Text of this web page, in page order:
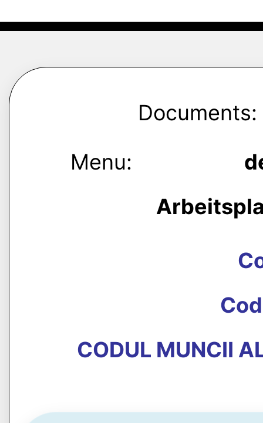
Documents:
Menu:
CODUL MUNCII